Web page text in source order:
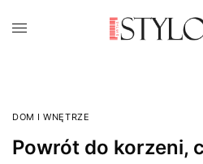
DOM I WNĘTRZE
Powrót do korzeni,